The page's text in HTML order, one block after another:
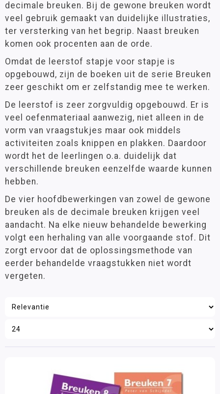
Zelfstandig werken
Spelmaterialen
Ajodakt
Kinheim
Klassenmanagement
Oefenstof
Paletti
Rekenen
Stenvert
Taal
Techniek
Wereldoriëntatie
STEAM
Engels
Wetenschap en techniek
Sociaal-emotionele ontwikkeling
Posters en onderleggers
Mens & Maatschappij
Bewegend leren
Leeftijd
6 - 9 jaar (4)
9 - 12 jaar
Materiaalkeuze
Antwoordenboeken
Pakketten(1)
Werkboeken(6)
Merk
Kinheim(11)
Filter op prijs
decimale breuken. Bij de gewone breuken wordt
veel gebruik gemaakt van duidelijke illustraties,
ter versterking van het begrip. Naast breuken
komen ook procenten aan de orde.
Omdat de leerstof stapje voor stapje is
opgebouwd, zijn de boeken uit de serie Breuken
zeer geschikt om er zelfstandig mee te werken.
De leerstof is zeer zorgvuldig opgebouwd. Er is
veel oefenmateriaal aanwezig, niet alleen in de
vorm van vraagstukjes maar ook middels
activiteiten zoals knippen en plakken. Daardoor
wordt het de leerlingen o.a. duidelijk dat
verschillende breuken eenzelfde waarde kunnen
hebben.
De vier hoofdbewerkingen van zowel de gewone
breuken als de decimale breuken krijgen veel
aandacht. Na elke nieuw behandelde bewerking
volgt een herhaling van alle voorgaande stof. Dit
zorgt ervoor dat de oplossingsmethode van
eerder behandelde vraagstukken niet wordt
vergeten.